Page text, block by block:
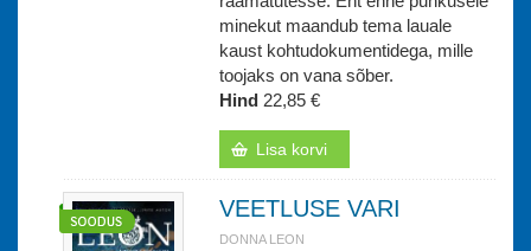
minekut maandub tema lauale
kaust kohtudokumentidega, mille
toojaks on vana sõber.
Hind 22,85 €
Lisa korvi
VEETLUSE VARI
DONNA LEON